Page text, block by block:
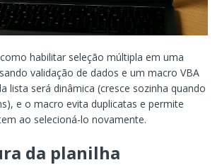
habilitar seleção múltipla em uma
validação de dados e um macro VBA
lista será dinâmica (cresce sozinha quando
e o macro evita duplicatas e permite
ao selecioná-lo novamente.
da planilha